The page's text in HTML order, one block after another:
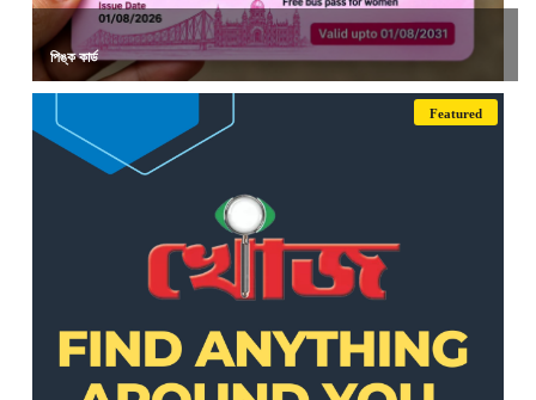
পিঙ্ক কার্ড
Featured